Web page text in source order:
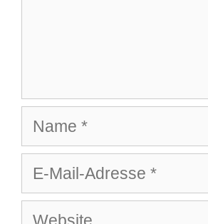
Name
E-
Mail-
Adresse
Website